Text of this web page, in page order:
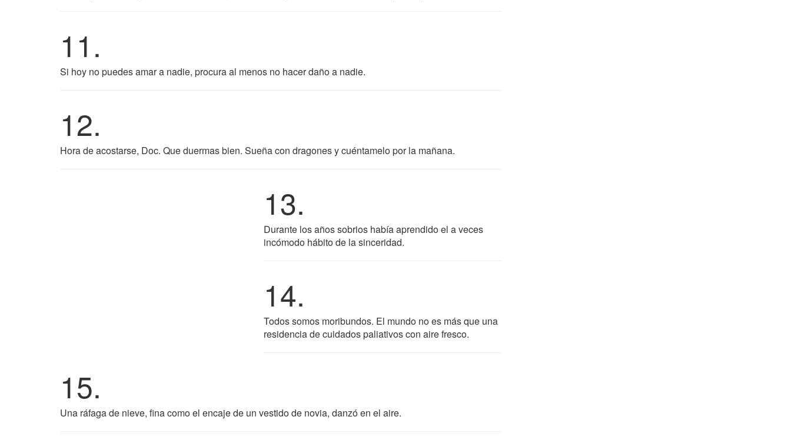
11.
Si hoy no puedes amar a nadie, procura al menos no hacer daño a nadie.
12.
Hora de acostarse, Doc. Que duermas bien. Sueña con dragones y cuéntamelo por la mañana.
13.
Durante los años sobrios había aprendido el a veces
incómodo hábito de la sinceridad.
14.
Todos somos moribundos. El mundo no es más que una
residencia de cuidados paliativos con aire fresco.
15.
Una ráfaga de nieve, fina como el encaje de un vestido de novia, danzó en el aire.